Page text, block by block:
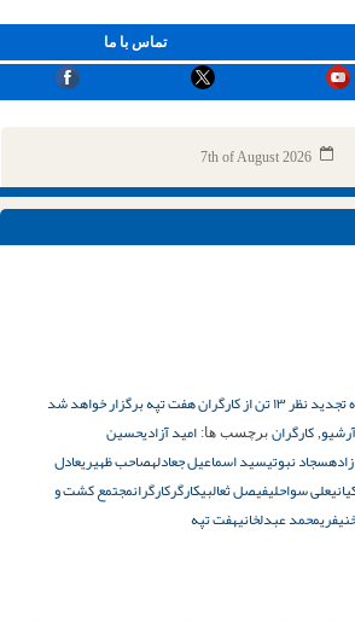
تماس با ما
7th of August 2026
هفت تپه برگزار خواهد شد
آرشیو, کارگران برچسب ها: امید آزادیحسین
سجاد نبوتیسید اسماعیل جعادلهصاحب ظهیریعادل
علی سواحلیفیصل ثعالبیکارگرکارگرانمجتمع کشت و
محمد عبدلخانیهفت تپه